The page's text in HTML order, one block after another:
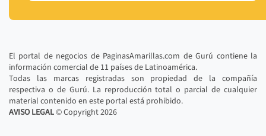
El portal de negocios de PaginasAmarillas.com de Gurú contiene la
información comercial de 11 países de Latinoamérica.
Todas las marcas registradas son propiedad de la compañía
respectiva o de Gurú. La reproducción total o parcial de cualquier
material contenido en este portal está prohibido.
AVISO LEGAL© Copyright2026